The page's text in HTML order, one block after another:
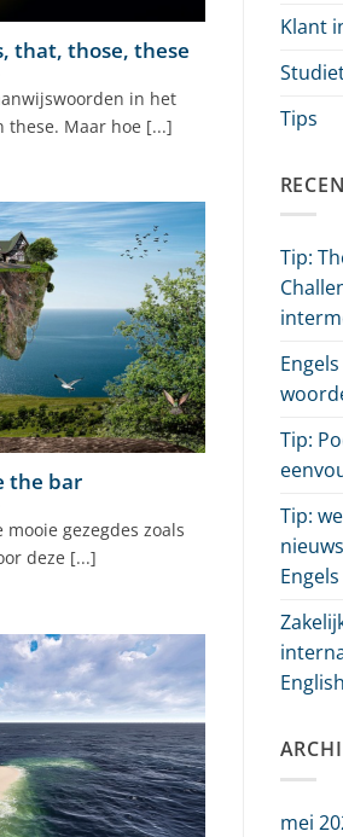
that, those, these
in het
these. Maar hoe [...]
the bar
gezegdes zoals
deze [...]
Klant
Tips
Tip:
Tip:
Tip:
Engels
English
mei